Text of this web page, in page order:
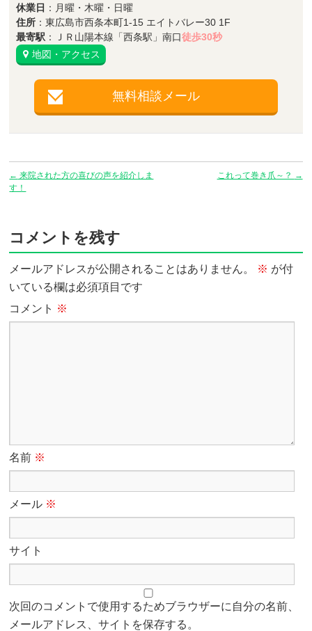
休業日 ：月曜・木曜・日曜
住所 ：東広島市西条本町1-15 エイトバレー30 1F
最寄駅 ：ＪＲ山陽本線「西条駅」南口徒歩30秒
地図・アクセス
無料相談メール
← 来院された方の喜びの声を紹介しま
す！
これって巻き爪～？ →
コメントを残す
メールアドレスが公開されることはありません。 ※ が付
いている欄は必須項目です
コメント ※
名前 ※
メール ※
サイト
次回のコメントで使用するためブラウザーに自分の名前、
メールアドレス、サイトを保存する。